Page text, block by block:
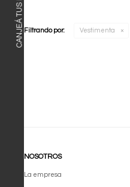
Filtrando por: Vestimenta
NOSOTROS
La empresa